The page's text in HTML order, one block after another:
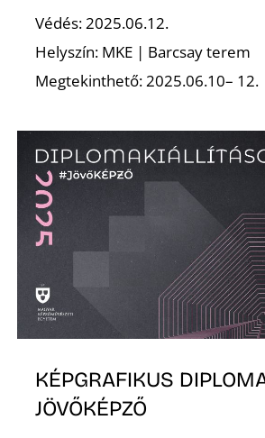
Védés: 2025.06.12.
Helyszín: MKE | Barcsay terem
Megtekinthető: 2025.06.10– 12.
KÉPGRAFIKUS
JÖVŐKÉPZŐ